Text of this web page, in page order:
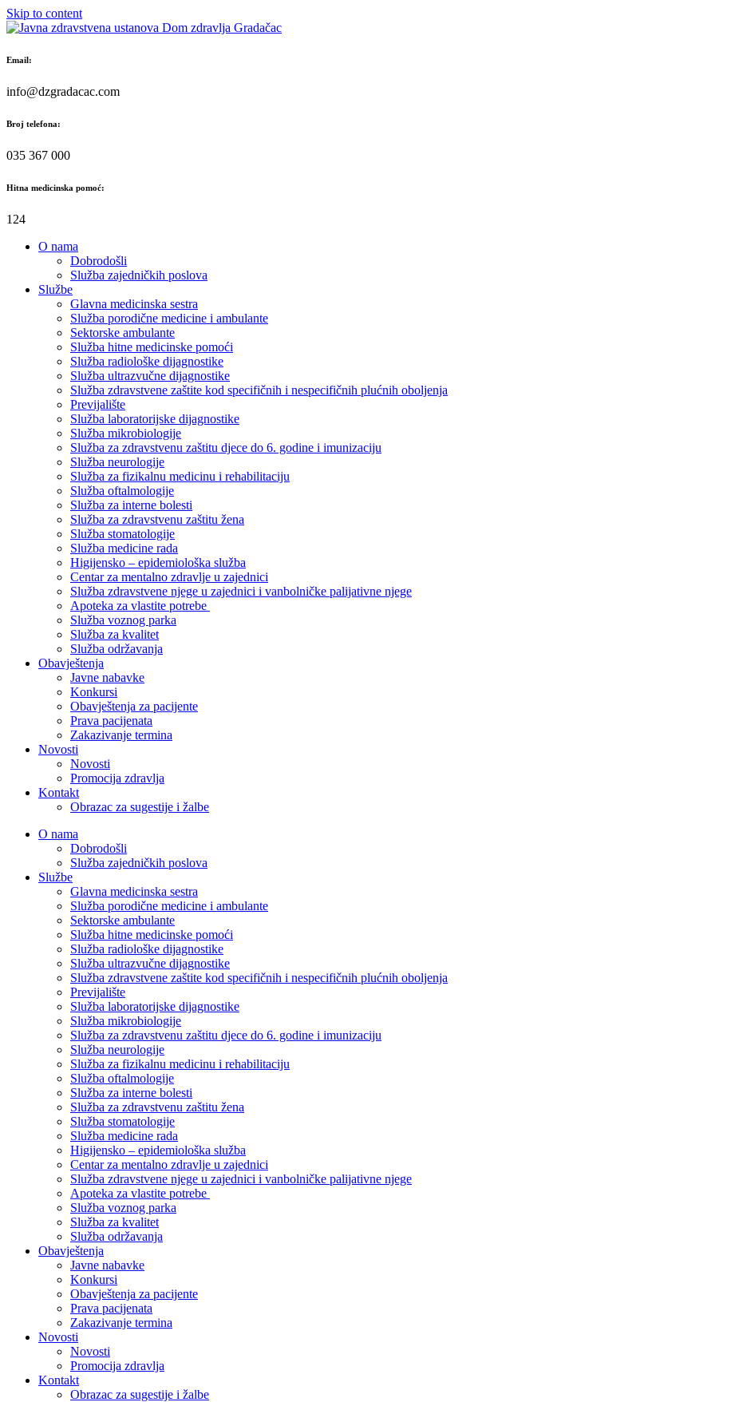
Skip to content
Email:
info@dzgradacac.com
Broj telefona:
035 367 000
Hitna medicinska pomoć:
124
O nama
Dobrodošli
Služba zajedničkih poslova
Službe
Glavna medicinska sestra
Služba porodične medicine i ambulante
Sektorske ambulante
Služba hitne medicinske pomoći
Služba radiološke dijagnostike
Služba ultrazvučne dijagnostike
Služba zdravstvene zaštite kod specifičnih i nespecifičnih plućnih oboljenja
Previjalište
Služba laboratorijske dijagnostike
Služba mikrobiologije
Služba za zdravstvenu zaštitu djece do 6. godine i imunizaciju
Služba neurologije
Služba za fizikalnu medicinu i rehabilitaciju
Služba oftalmologije
Služba za interne bolesti
Služba za zdravstvenu zaštitu žena
Služba stomatologije
Služba medicine rada
Higijensko – epidemiološka služba
Centar za mentalno zdravlje u zajednici
Služba zdravstvene njege u zajednici i vanbolničke palijativne njege
Apoteka za vlastite potrebe
Služba voznog parka
Služba za kvalitet
Služba održavanja
Obavještenja
Javne nabavke
Konkursi
Obavještenja za pacijente
Prava pacijenata
Zakazivanje termina
Novosti
Novosti
Promocija zdravlja
Kontakt
Obrazac za sugestije i žalbe
O nama
Dobrodošli
Služba zajedničkih poslova
Službe
Glavna medicinska sestra
Služba porodične medicine i ambulante
Sektorske ambulante
Služba hitne medicinske pomoći
Služba radiološke dijagnostike
Služba ultrazvučne dijagnostike
Služba zdravstvene zaštite kod specifičnih i nespecifičnih plućnih oboljenja
Previjalište
Služba laboratorijske dijagnostike
Služba mikrobiologije
Služba za zdravstvenu zaštitu djece do 6. godine i imunizaciju
Služba neurologije
Služba za fizikalnu medicinu i rehabilitaciju
Služba oftalmologije
Služba za interne bolesti
Služba za zdravstvenu zaštitu žena
Služba stomatologije
Služba medicine rada
Higijensko – epidemiološka služba
Centar za mentalno zdravlje u zajednici
Služba zdravstvene njege u zajednici i vanbolničke palijativne njege
Apoteka za vlastite potrebe
Služba voznog parka
Služba za kvalitet
Služba održavanja
Obavještenja
Javne nabavke
Konkursi
Obavještenja za pacijente
Prava pacijenata
Zakazivanje termina
Novosti
Novosti
Promocija zdravlja
Kontakt
Obrazac za sugestije i žalbe